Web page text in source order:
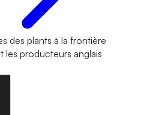
des plants à la frontière
les producteurs anglais